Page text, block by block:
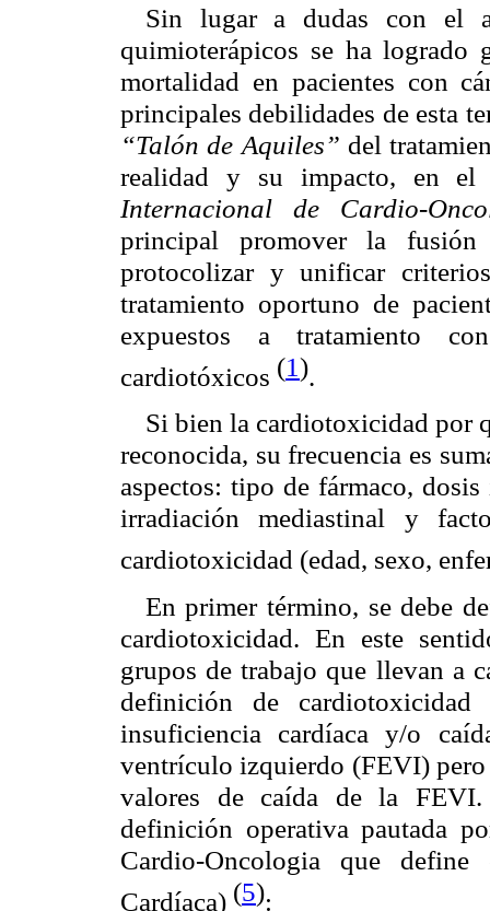
Sin lugar a dudas con el
quimioterápicos se ha
mortalidad en pacientes con
principales debilidades de esta
“Talón de Aquiles” del
realidad y su impacto, en
Internacional de Cardio-
principal promover la fusión
protocolizar y unificar
tratamiento oportuno de
expuestos a tratamiento
cardiotóxicos (1).
Si bien la cardiotoxicidad por
reconocida, su frecuencia es
aspectos: tipo de fármaco,
irradiación mediastinal y
cardiotoxicidad (edad, sexo,
En primer término, se debe
cardiotoxicidad. En este
grupos de trabajo que llevan a
definición de
insuficiencia cardíaca y/o
ventrículo izquierdo (FEVI) pero
valores de caída de la
definición operativa pautada
Cardio-Oncologia que
Cardíaca) (5):